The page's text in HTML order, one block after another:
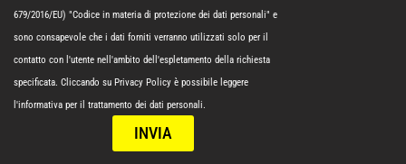
679/2016/EU) "Codice in materia di protezione dei dati personali" e
sono consapevole che i dati forniti verranno utilizzati solo per il
contatto con l'utente nell'ambito dell'espletamento della richiesta
specificata. Cliccando su Privacy Policy è possibile leggere
l'informativa per il trattamento dei dati personali.
INVIA